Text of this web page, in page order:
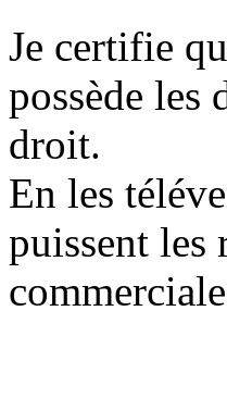
Je certifie
possède
droit.
En les
puissent les